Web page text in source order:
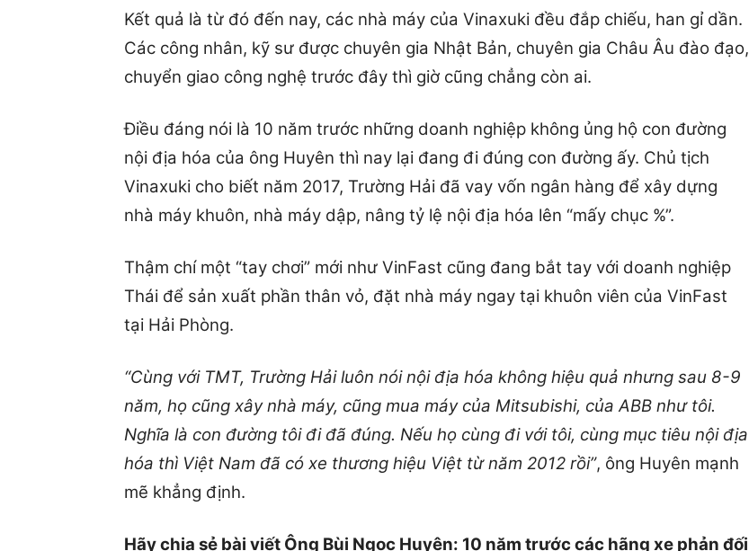
Kết quả là từ đó đến nay, các nhà máy của Vinaxuki đều đắp chiếu, han gỉ dần.
Các công nhân, kỹ sư được chuyên gia Nhật Bản, chuyên gia Châu Âu đào đạo,
chuyển giao công nghệ trước đây thì giờ cũng chẳng còn ai.
Điều đáng nói là 10 năm trước những doanh nghiệp không ủng hộ con đường
nội địa hóa của ông Huyên thì nay lại đang đi đúng con đường ấy. Chủ tịch
Vinaxuki cho biết năm 2017, Trường Hải đã vay vốn ngân hàng để xây dựng
nhà máy khuôn, nhà máy dập, nâng tỷ lệ nội địa hóa lên “mấy chục %”.
Thậm chí một “tay chơi” mới như VinFast cũng đang bắt tay với doanh nghiệp
Thái để sản xuất phần thân vỏ, đặt nhà máy ngay tại khuôn viên của VinFast
tại Hải Phòng.
“Cùng với TMT, Trường Hải luôn nói nội địa hóa không hiệu quả nhưng sau 8-9
năm, họ cũng xây nhà máy, cũng mua máy của Mitsubishi, của ABB như tôi.
Nghĩa là con đường tôi đi đã đúng. Nếu họ cùng đi với tôi, cùng mục tiêu nội địa
hóa thì Việt Nam đã có xe thương hiệu Việt từ năm 2012 rồi”, ông Huyên mạnh
mẽ khẳng định.
Hãy chia sẻ bài viết Ông Bùi Ngọc Huyên: 10 năm trước các hãng xe phản đối